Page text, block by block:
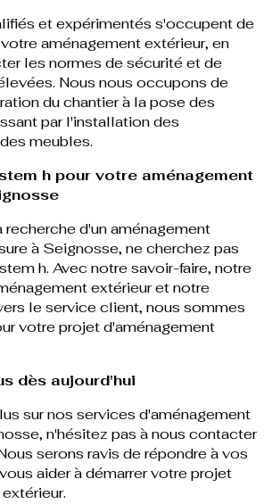
et expérimentés s'occupent de
aménagement extérieur, en
les normes de sécurité et de
Nous nous occupons de
du chantier à la pose des
par l'installation des
meubles.
h pour votre aménagement
recherche d'un aménagement
à Seignosse, ne cherchez pas
h. Avec notre savoir-faire, notre
extérieur et notre
le service client, nous sommes
votre projet d'aménagement
dès aujourd'hui
sur nos services d'aménagement
n'hésitez pas à nous contacter
serons ravis de répondre à vos
aider à démarrer votre projet